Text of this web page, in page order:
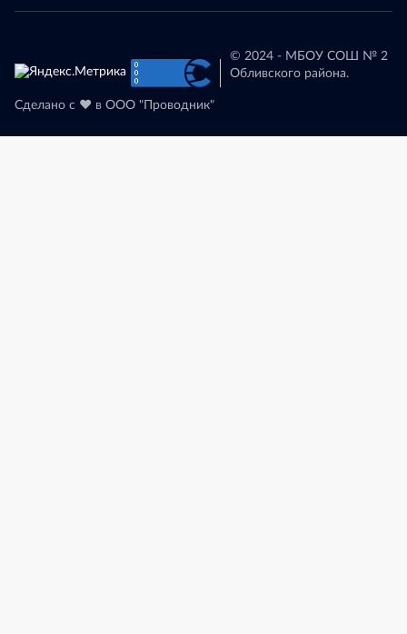
© 2024 - МБОУ СОШ № 2
Обливского района.
Сделано с ❤ в ООО "Проводник"